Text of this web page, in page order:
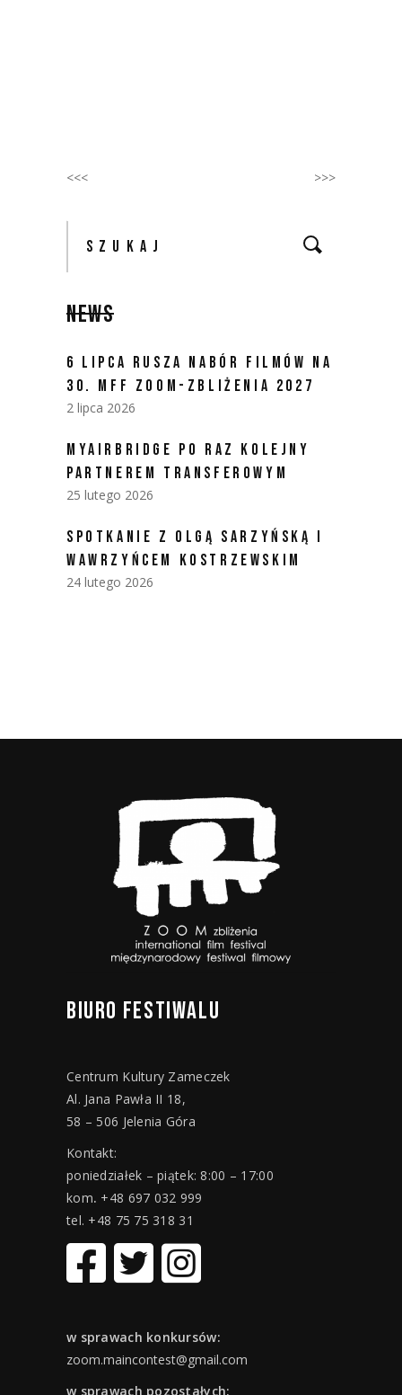
<<< >>>
Szukaj:
NEWS
6 LIPCA RUSZA NABÓR FILMÓW NA
30. MFF ZOOM-ZBLIŻENIA 2027
2 lipca 2026
MYAIRBRIDGE PO RAZ KOLEJNY
PARTNEREM TRANSFEROWYM
25 lutego 2026
SPOTKANIE Z OLGĄ SARZYŃSKĄ I
WAWRZYŃCEM KOSTRZEWSKIM
24 lutego 2026
BIURO FESTIWALU
Centrum Kultury Zameczek
Al. Jana Pawła II 18,
58 – 506 Jelenia Góra
Kontakt:
poniedziałek – piątek: 8:00 – 17:00
kom. +48 697 032 999
tel. +48 75 75 318 31
w sprawach konkursów:
zoom.maincontest@gmail.com
w sprawach pozostałych: